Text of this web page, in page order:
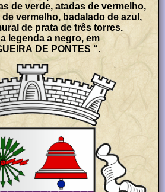
de verde, atadas de vermelho,
vermelho, badalado de azul,
de prata de três torres.
legenda a negro, em
DE PONTES “.